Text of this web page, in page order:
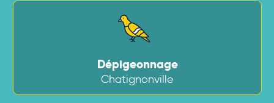
Dépigeonnage
Chatignonville